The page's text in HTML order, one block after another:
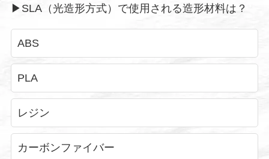
▶︎SLA（光造形方式）で使用される造形材料は？
ABS
PLA
レジン
カーボンファイバー